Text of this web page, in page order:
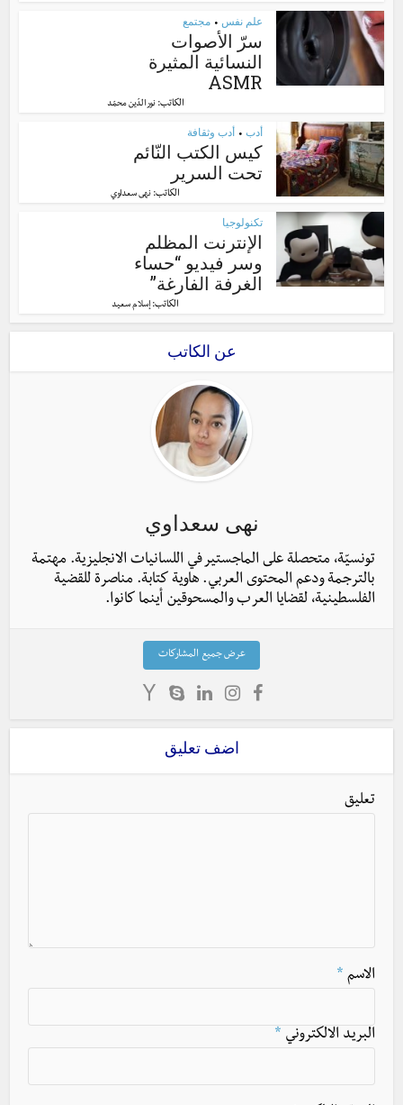
علم نفس • مجتمع
سرّ الأصوات
النسائية المثيرة
ASMR
الكاتب:نور الدّين محمّد
أدب • أدب وثقافة
كيس الكتب النّائم
تحت السرير
الكاتب: نهى سعداوي
تكنولوجيا
الإنترنت المظلم
وسر فيديو “حساء
الغرفة الفارغة”
الكاتب: إسلام سعيد
عن الكاتب
نهى سعداوي
تونسيّة، متحصلة على الماجستير في اللسانيات الانجليزية. مهتمة
بالترجمة ودعم المحتوى العربي. هاوية كتابة. مناصرة للقضية
الفلسطينية، لقضايا العرب والمسحوقين أينما كانوا.
عرض جميع المشاركات
اضف تعليق
تعليق
الاسم *
البريد الالكتروني *